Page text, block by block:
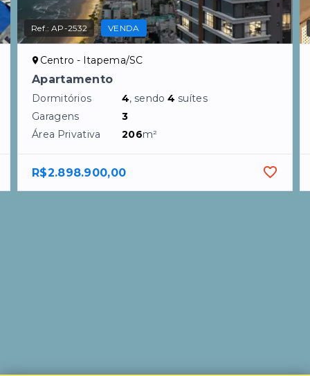
Ref.:AP-2532 VENDA
Centro - Itapema/SC
Apartamento
Dormitórios 4, sendo4 suítes
Garagens
3
Área Privativa
206m²
R$2.898.900,00